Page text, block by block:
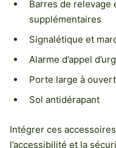
Barres de relevage
supplémentaires
Signalétique et
Alarme d’appel
Porte large à
Sol antidérapant
Intégrer ces
l’accessibilité et la